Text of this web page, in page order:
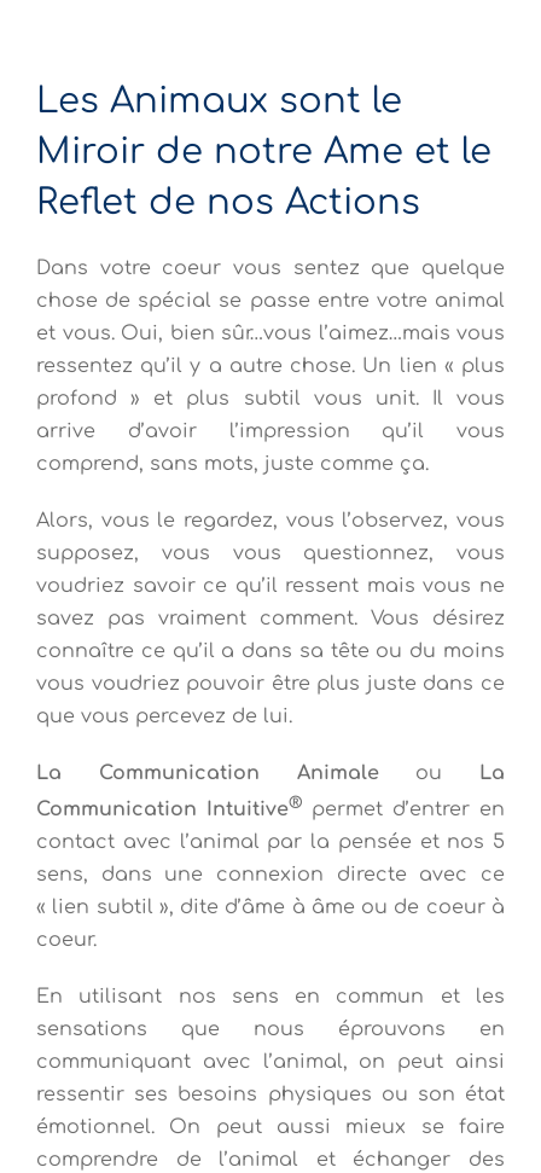
Les Animaux sont le
Miroir de notre Ame et le
Reflet de nos Actions
Dans votre coeur vous sentez que quelque
chose de spécial se passe entre votre animal
et vous. Oui, bien sûr…vous l’aimez…mais vous
ressentez qu’il y a autre chose. Un lien « plus
profond » et plus subtil vous unit. Il vous
arrive d’avoir l’impression qu’il vous
comprend, sans mots, juste comme ça.
Alors, vous le regardez, vous l’observez, vous
supposez, vous vous questionnez, vous
voudriez savoir ce qu’il ressent mais vous ne
savez pas vraiment comment. Vous désirez
connaître ce qu’il a dans sa tête ou du moins
vous voudriez pouvoir être plus juste dans ce
que vous percevez de lui.
La Communication Animale ou La
Communication Intuitive® permet d’entrer en
contact avec l’animal par la pensée et nos 5
sens, dans une connexion directe avec ce
« lien subtil », dite d’âme à âme ou de coeur à
coeur.
En utilisant nos sens en commun et les
sensations que nous éprouvons en
communiquant avec l’animal, on peut ainsi
ressentir ses besoins physiques ou son état
émotionnel. On peut aussi mieux se faire
comprendre de l’animal et échanger des